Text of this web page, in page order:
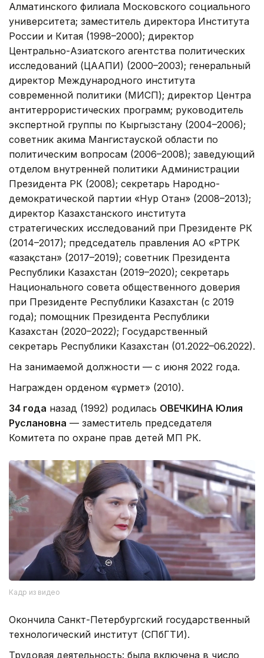
Алматинского филиала Московского социального
университета; заместитель директора Института
России и Китая (1998–2000); директор
Центрально-Азиатского агентства политических
исследований (ЦААПИ) (2000–2003); генеральный
директор Международного института
современной политики (МИСП); директор Центра
антитеррористических программ; руководитель
экспертной группы по Кыргызстану (2004–2006);
советник акима Мангистауской области по
политическим вопросам (2006–2008); заведующий
отделом внутренней политики Администрации
Президента РК (2008); секретарь Народно-
демократической партии «Нур Отан» (2008–2013);
директор Казахстанского института
стратегических исследований при Президенте РК
(2014–2017); председатель правления АО «РТРК
«Қазақстан» (2017–2019); советник Президента
Республики Казахстан (2019–2020); секретарь
Национального совета общественного доверия
при Президенте Республики Казахстан (с 2019
года); помощник Президента Республики
Казахстан (2020–2022); Государственный
секретарь Республики Казахстан (01.2022–06.2022).
На занимаемой должности — с июня 2022 года.
Награжден орденом «Құрмет» (2010).
34 года назад (1992) родилась ОВЕЧКИНА Юлия
Руслановна — заместитель председателя
Комитета по охране прав детей МП РК.
Кадр из видео
Окончила Санкт-Петербургский государственный
технологический институт (СПбГТИ).
Трудовая деятельность: была включена в число